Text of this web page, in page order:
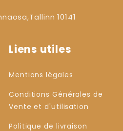
10141
Liens utiles
Mentions légales
Conditions Générales de
Vente et d'utilisation
Politique de livraison